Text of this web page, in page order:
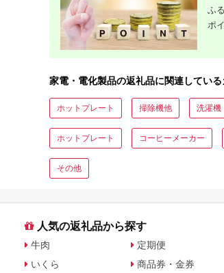
ふ
ポ
家電・電化製品の返礼品に関連している
ホットプレート 掃除機他 洗濯機
ホットプレート コーヒーメーカー
その他
人気の返礼品から探す
牛肉
いくら
定期便
商品券・金券